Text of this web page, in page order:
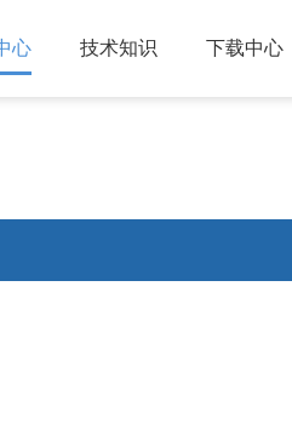
心 技术知识 下载中心